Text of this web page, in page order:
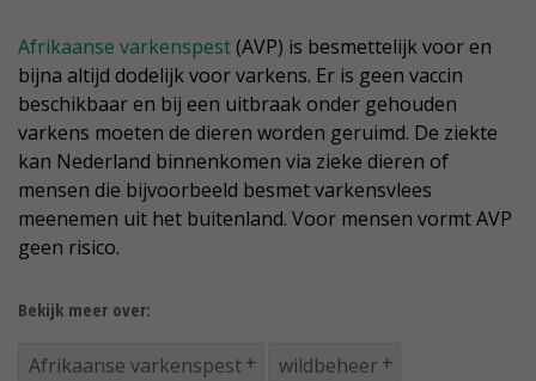
Afrikaanse varkenspest(AVP) is besmettelijk voor en
bijna altijd dodelijk voor varkens. Er is geen vaccin
beschikbaar en bij een uitbraak onder gehouden
varkens moeten de dieren worden geruimd. De ziekte
kan Nederland binnenkomen via zieke dieren of
mensen die bijvoorbeeld besmet varkensvlees
meenemen uit het buitenland. Voor mensen vormt AVP
geen risico.
Bekijk meer over:
Afrikaanse varkenspest wildbeheer